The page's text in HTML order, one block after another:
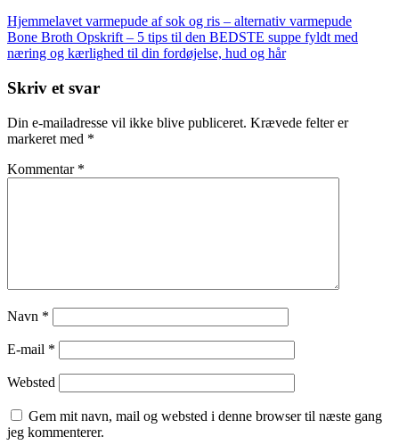
Indlægsnavigation
Hjemmelavet varmepude af sok og ris – alternativ varmepude
Bone Broth Opskrift – 5 tips til den BEDSTE suppe fyldt med
næring og kærlighed til din fordøjelse, hud og hår
Skriv et svar
Din e-mailadresse vil ikke blive publiceret. Krævede felter er
markeret med *
Kommentar *
Navn *
E-mail *
Websted
Gem mit navn, mail og websted i denne browser til næste gang
jeg kommenterer.